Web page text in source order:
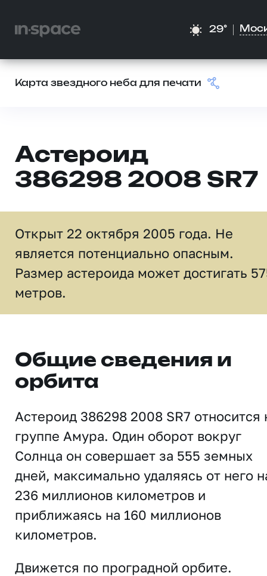
29°
Карта звездного неба для печати
Астероид
386298 2008 SR7
Открыт 22 октября 2005 года. Не
является потенциально опасным.
Размер астероида может достигать
метров.
Общие сведения и
орбита
Астероид 386298 2008 SR7 относится
группе Амура. Один оборот вокруг
Солнца он совершает за 555 земных
дней, максимально удаляясь от него
236 миллионов километров и
приближаясь на 160 миллионов
километров.
Движется по проградной орбите.